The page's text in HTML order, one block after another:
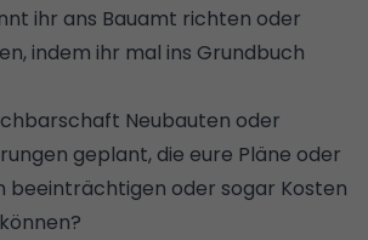
ihr ans Bauamt richten oder
indem ihr mal ins Grundbuch
Neubauten oder
geplant, die eure Pläne oder
beeinträchtigen oder sogar Kosten